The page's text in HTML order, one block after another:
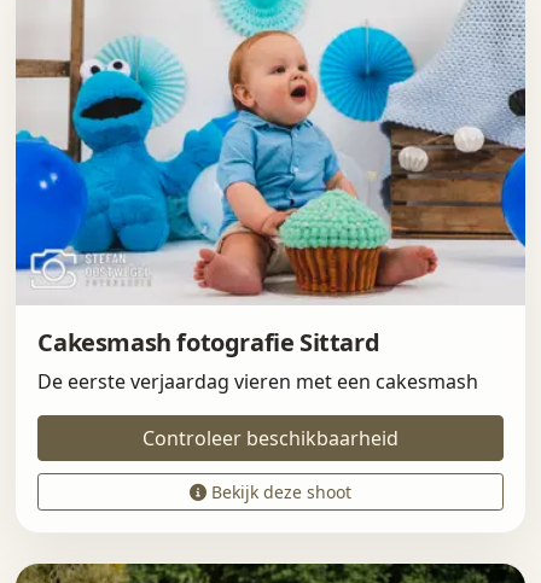
Cakesmash fotografie Sittard
De eerste verjaardag vieren met een cakesmash
Controleer beschikbaarheid
Bekijk deze shoot